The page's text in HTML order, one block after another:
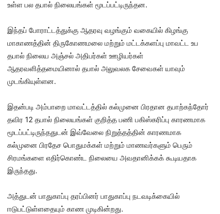
உள்ள பல தபால் நிலையங்கள் மூடப்பட்டிருந்தன.
இந்தப் போராட்டத்துக்கு ஆதரவு வழங்கும் வகையில் கிழங்கு
மாகாணத்தின் திருகோணமலை மற்றும் மட்டக்களப்பு மாவட்ட உப
தபால் நிலைய அஞ்சல் அதிபர்கள் ஊழியர்கள்
ஆதரவளித்தமையினால் தபால் அலுவலக சேவைகள் யாவும்
முடங்கியுள்ளன.
இதன்படி அம்பாறை மாவட்டத்தில் கல்முனை பிரதான தபாற்கந்தோர்
தவிர 12 தபால் நிலையங்கள் குறித்த பணி பகிஸ்கரிப்பு காரணமாக
மூடப்பட்டிருந்ததுடன் இவ்வேலை நிறுத்தத்தின் காரணமாக
கல்முனை பிரதேச பொதுமக்கள் மற்றும் மாணவர்களும் பெரும்
சிரமங்களை எதிர்கொண்ட நிலையை அவதானிக்கக் கூடியதாக
இருந்தது.
அத்துடன் பாதுகாப்பு தரப்பினர் பாதுகாப்பு நடவடிக்கையில்
ஈடுபட்டுள்ளதையும் காண முடிகின்றது.